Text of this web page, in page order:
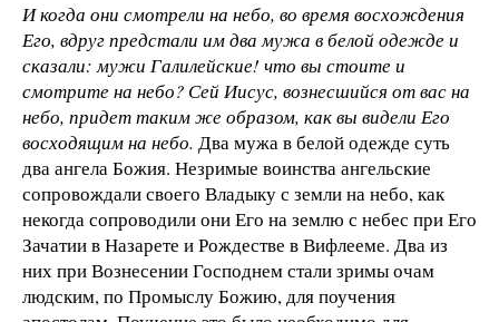
И когда они смотрели на небо, во время восхождения
Его, вдруг предстали им два мужа в белой одежде и
сказали: мужи Галилейские! что вы стоите и
смотрите на небо? Сей Иисус, вознесшийся от вас на
небо, придет таким же образом, как вы видели Его
восходящим на небо. Два мужа в белой одежде суть
два ангела Божия. Незримые воинства ангельские
сопровождали своего Владыку с земли на небо, как
некогда сопроводили они Его на землю с небес при Его
Зачатии в Назарете и Рождестве в Вифлееме. Два из
них при Вознесении Господнем стали зримы очам
людским, по Промыслу Божию, для поучения